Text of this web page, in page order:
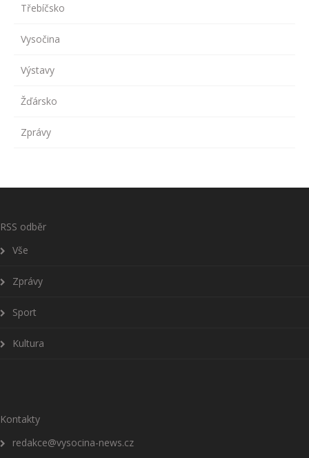
Třebíčsko
Vysočina
Výstavy
Žďársko
Zprávy
RSS odběr
Vše
Zprávy
Sport
Kultura
Kontakty
redakce@vysocina-news.cz